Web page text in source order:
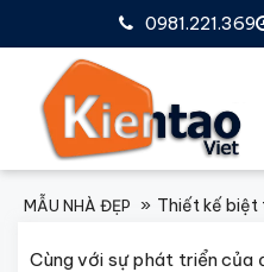
0981.221.369
MẪU NHÀ ĐẸP Thiết kế biệt
Cùng với sự phát triển của